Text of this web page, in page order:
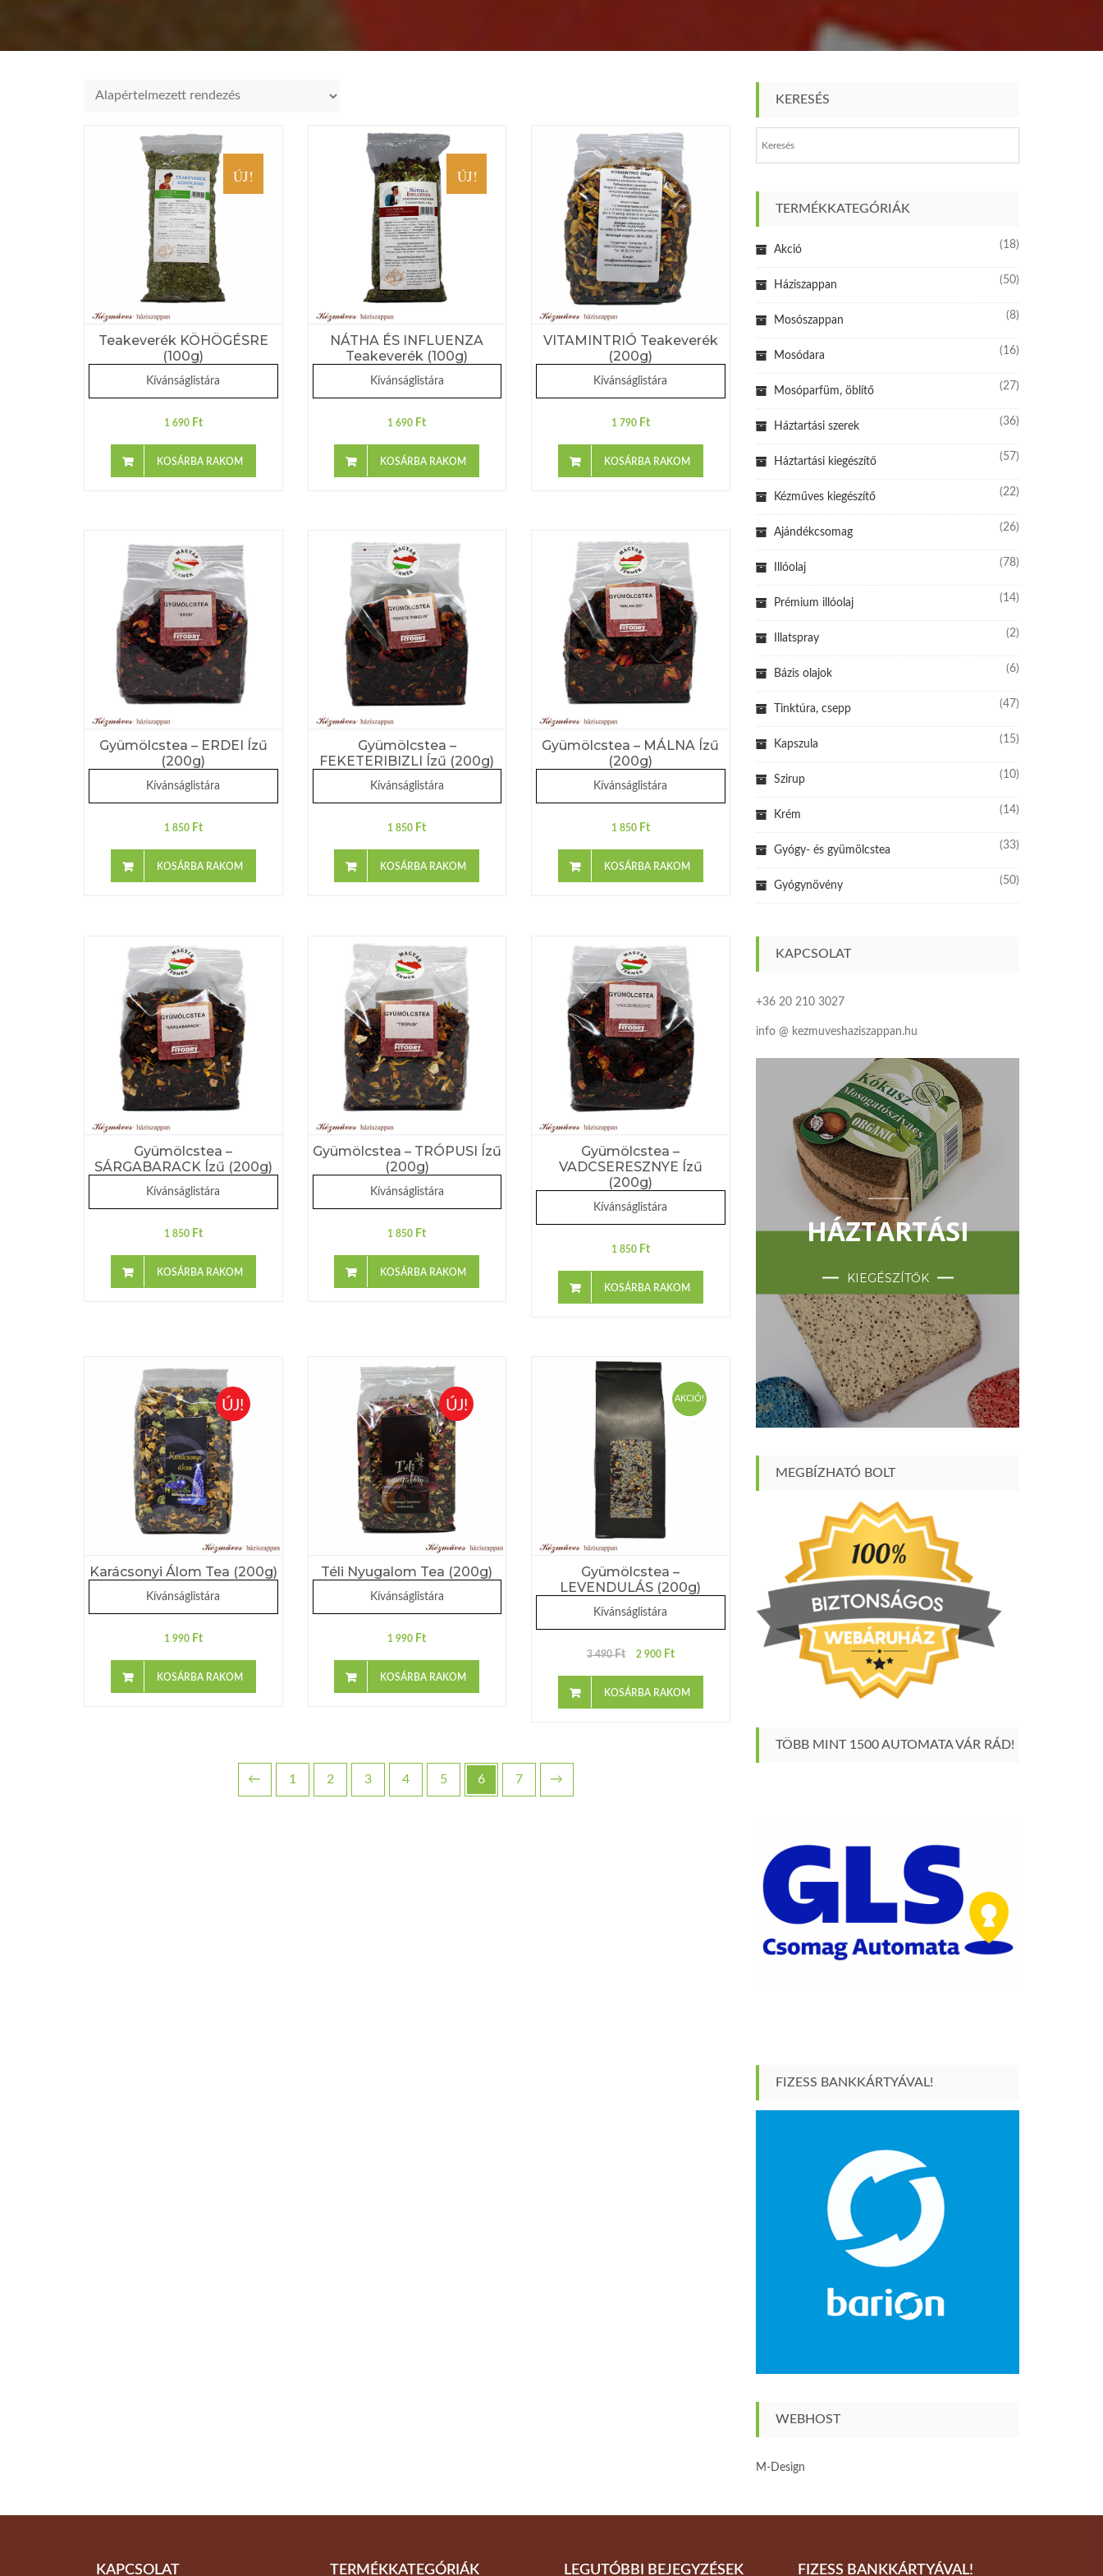
ÚJ!
Teakeverék KÖHÖGÉSRE
(100g)
Kívánságlistára
1 690 Ft
KOSÁRBA RAKOM
ÚJ!
NÁTHA ÉS INFLUENZA
Teakeverék (100g)
Kívánságlistára
1 690 Ft
KOSÁRBA RAKOM
VITAMINTRIÓ Teakeverék
(200g)
Kívánságlistára
1 790 Ft
KOSÁRBA RAKOM
Gyümölcstea – ERDEI Ízű
(200g)
Kívánságlistára
1 850 Ft
KOSÁRBA RAKOM
Gyümölcstea –
FEKETERIBIZLI Ízű (200g)
Kívánságlistára
1 850 Ft
KOSÁRBA RAKOM
Gyümölcstea – MÁLNA Ízű
(200g)
Kívánságlistára
1 850 Ft
KOSÁRBA RAKOM
Gyümölcstea –
SÁRGABARACK Ízű (200g)
Kívánságlistára
1 850 Ft
KOSÁRBA RAKOM
Gyümölcstea – TRÓPUSI Ízű
(200g)
Kívánságlistára
1 850 Ft
KOSÁRBA RAKOM
Gyümölcstea –
VADCSERESZNYE Ízű
(200g)
Kívánságlistára
1 850 Ft
KOSÁRBA RAKOM
ÚJ!
Karácsonyi Álom Tea (200g)
Kívánságlistára
1 990 Ft
KOSÁRBA RAKOM
ÚJ!
Téli Nyugalom Tea (200g)
Kívánságlistára
1 990 Ft
KOSÁRBA RAKOM
AKCIÓ!
Gyümölcstea –
LEVENDULÁS (200g)
Kívánságlistára
3 490Ft 2 900 Ft
KOSÁRBA RAKOM
← 1 2 3 4 5 6 7 →
KERESÉS
TERMÉKKATEGÓRIÁK
Akció (18)
Háziszappan (50)
Mosószappan (8)
Mosódara (16)
Mosóparfüm, öblítő (27)
Háztartási szerek (36)
Háztartási kiegészítő (57)
Kézműves kiegészítő (22)
Ajándékcsomag (26)
Illóolaj (78)
Prémium illóolaj (14)
Illatspray (2)
Bázis olajok (6)
Tinktúra, csepp (47)
Kapszula (15)
Szirup (10)
Krém (14)
Gyógy- és gyümölcstea (33)
Gyógynövény (50)
KAPCSOLAT
+36 20 210 3027
info @ kezmuveshaziszappan.hu
HÁZTARTÁSI
KIEGÉSZÍTŐK
MEGBÍZHATÓ BOLT
TÖBB MINT 1500 AUTOMATA VÁR RÁD!
FIZESS BANKKÁRTYÁVAL!
WEBHOST
M-Design
KAPCSOLAT TERMÉKKATEGÓRIÁK LEGUTÓBBI BEJEGYZÉSEK FIZESS BANKKÁRTYÁVAL!